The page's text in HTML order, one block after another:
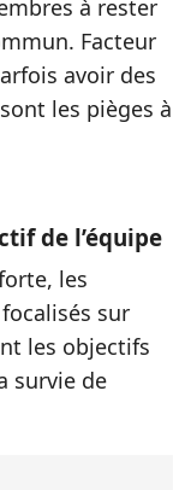
à rester
Facteur
avoir des
les pièges à
de l’équipe
les
sur
les objectifs
survie de